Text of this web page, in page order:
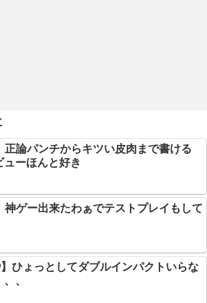
正論パンチからキツい皮肉まで書ける
ーほんと好き
神ゲー出来たわぁでテストプレイもして
】ひょっとしてダブルインパクトいらな
、